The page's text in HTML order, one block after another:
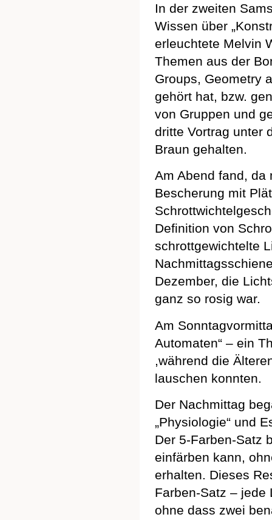
In der zweiten
Wissen über
erleuchtete Melvin
Themen aus der
Groups, Geometry
gehört hat, bzw.
von Gruppen und
dritte Vortrag unter
Braun gehalten.
Am Abend fand, da
Bescherung mit
Definition von
schrottgewichtelte
Dezember, die
ganz so rosig war.
Am
Automaten“ – ein
,während die
lauschen konnten.
Der Nachmittag
„Physiologie“ und
Der 5-Farben-Satz
einfärben kann,
erhalten. Dieses
Farben-Satz – jede
ohne dass zwei